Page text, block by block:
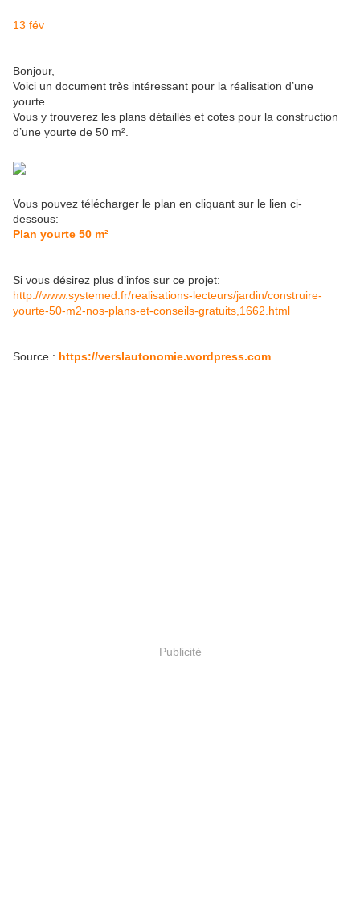
13 fév
Bonjour,
Voici un document très intéressant pour la réalisation d’une
yourte.
Vous y trouverez les plans détaillés et cotes pour la construction
d’une yourte de 50 m².
Vous pouvez télécharger le plan en cliquant sur le lien ci-
dessous:
Plan yourte 50 m²
Si vous désirez plus d’infos sur ce projet:
http://www.systemed.fr/realisations-lecteurs/jardin/construire-
yourte-50-m2-nos-plans-et-conseils-gratuits,1662.html
Source : https://verslautonomie.wordpress.com
Publicité